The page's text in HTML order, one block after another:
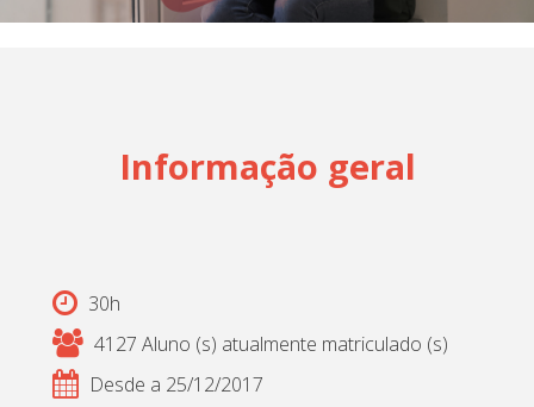
Entrar
Informação geral
30h
4127 Aluno (s) atualmente matriculado (s)
Desde a 25/12/2017